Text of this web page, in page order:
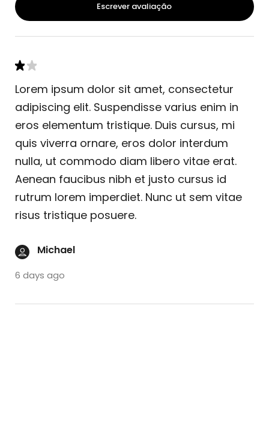
Escrever avaliação
Lorem ipsum dolor sit amet, consectetur
adipiscing elit. Suspendisse varius enim in
eros elementum tristique. Duis cursus, mi
quis viverra ornare, eros dolor interdum
nulla, ut commodo diam libero vitae erat.
Aenean faucibus nibh et justo cursus id
rutrum lorem imperdiet. Nunc ut sem vitae
risus tristique posuere.
Michael
6 days ago